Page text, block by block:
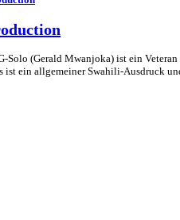
Solo (Gerald Mwanjoka) ist ein
ein allgemeiner Swahili-Ausdruck